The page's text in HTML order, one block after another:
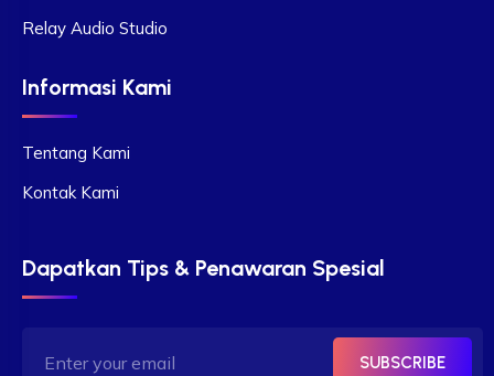
Relay Audio Studio
Informasi Kami
Tentang Kami
Kontak Kami
Dapatkan Tips & Penawaran Spesial
SUBSCRIBE